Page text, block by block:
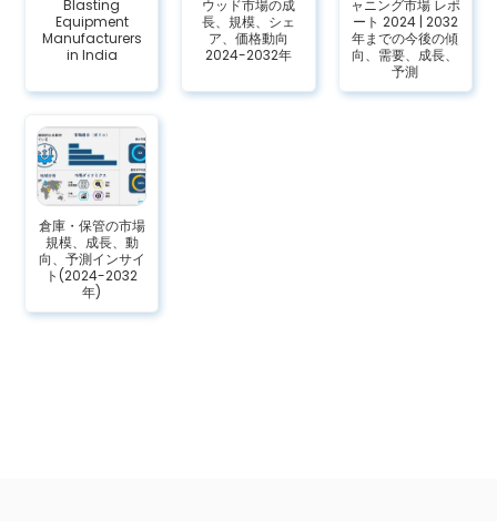
Blasting
Equipment
Manufacturers
in India
ウッド市場の成
長、規模、シェ
ア、価格動向
2024-2032年
ャニング市場 レポ
ート 2024 | 2032
年までの今後の傾
向、需要、成長、
予測
倉庫・保管の市場
規模、成長、動
向、予測インサイ
ト(2024-2032
年)